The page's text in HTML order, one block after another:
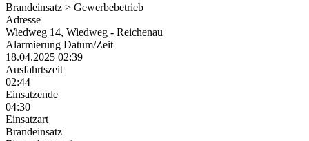
Brandeinsatz > Gewerbebetrieb
Adresse
Wiedweg 14, Wiedweg - Reichenau
Alarmierung Datum/Zeit
18.04.2025 02:39
Ausfahrtszeit
02:44
Einsatzende
04:30
Einsatzart
Brandeinsatz